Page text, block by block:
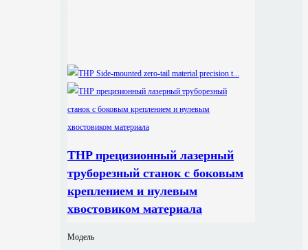
THP прецизионный лазерный
труборезный станок с боковым
креплением и нулевым
хвостовиком материала
Модель